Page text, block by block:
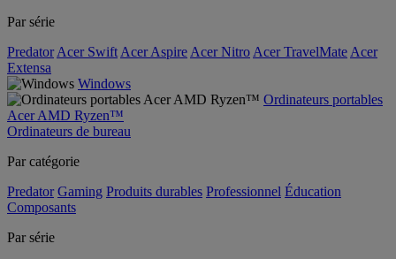
Par série
Predator Acer Swift Acer Aspire Acer Nitro Acer TravelMate Acer
Extensa
Windows
Ordinateurs portables
Acer AMD Ryzen™
Ordinateurs de bureau
Par catégorie
Predator Gaming Produits durables Professionnel Éducation
Composants
Par série